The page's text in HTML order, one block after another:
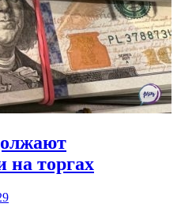
на торгах